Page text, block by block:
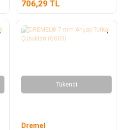
706,29 TL
Tükendi
Dremel